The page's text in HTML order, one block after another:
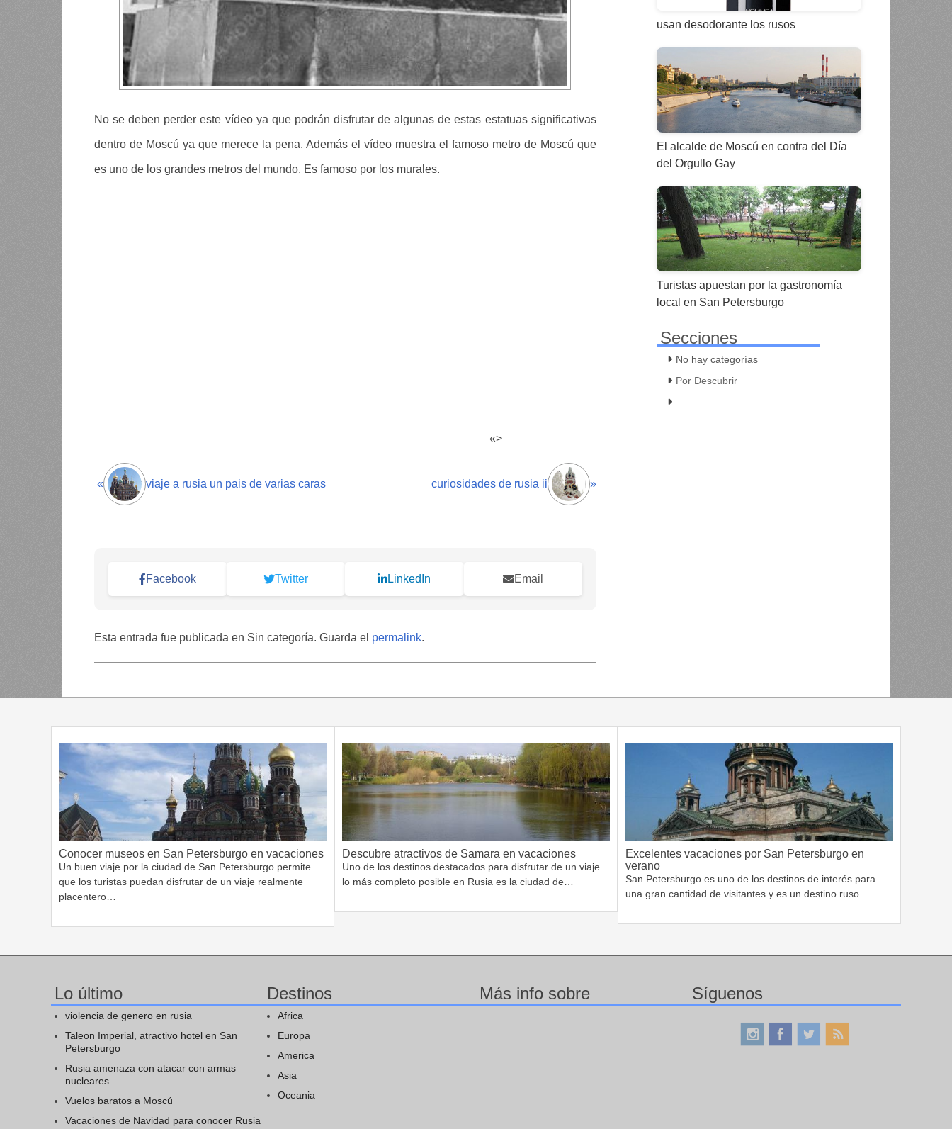
No se deben perder este vídeo ya que podrán disfrutar de algunas de estas estatuas significativas
dentro de Moscú ya que merece la pena. Además el vídeo muestra el famoso metro de Moscú que
es uno de los grandes metros del mundo. Es famoso por los murales.
«>
« viaje a rusia un pais de varias caras curiosidades de rusia ii »
Facebook Twitter LinkedIn Email
Esta entrada fue publicada en Sin categoría. Guarda el permalink.
usan desodorante los rusos
El alcalde de Moscú en contra del Día
del Orgullo Gay
Turistas apuestan por la gastronomía
local en San Petersburgo
Secciones
No hay categorías
Por Descubrir
Conocer museos en San Petersburgo en vacaciones
Un buen viaje por la ciudad de San Petersburgo permite
que los turistas puedan disfrutar de un viaje realmente
placentero…
Descubre atractivos de Samara en vacaciones
Uno de los destinos destacados para disfrutar de un viaje
lo más completo posible en Rusia es la ciudad de…
Excelentes vacaciones por San Petersburgo en
verano
San Petersburgo es uno de los destinos de interés para
una gran cantidad de visitantes y es un destino ruso…
Lo último
violencia de genero en rusia
Taleon Imperial, atractivo hotel en San
Petersburgo
Rusia amenaza con atacar con armas
nucleares
Vuelos baratos a Moscú
Vacaciones de Navidad para conocer Rusia
Destinos
Africa
Europa
America
Asia
Oceania
Más info sobre Síguenos